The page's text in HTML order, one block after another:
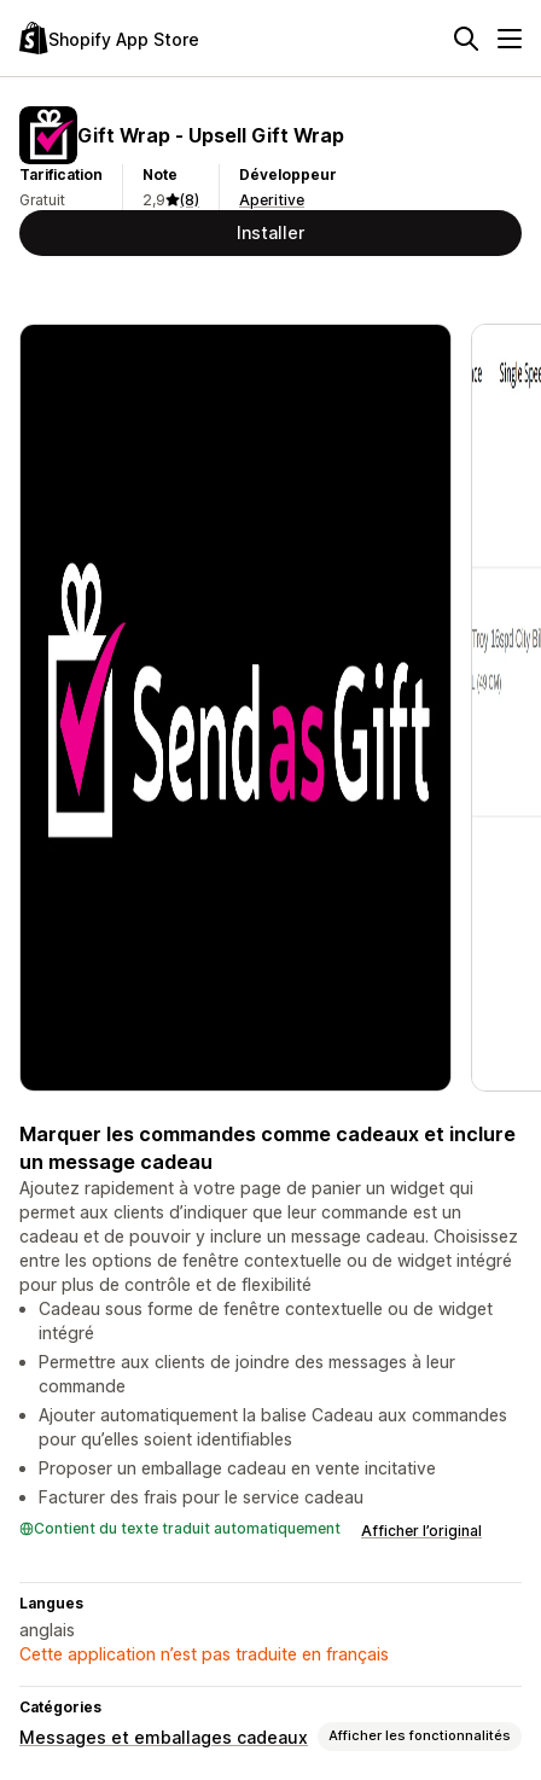
Shopify App Store
Gift Wrap ‑ Upsell Gift Wrap
Tarification
Gratuit
Note
2,9
(8)
Développeur
Aperitive
Installer
Marquer les commandes comme cadeaux et inclure
un message cadeau
Ajoutez rapidement à votre page de panier un widget qui
permet aux clients d’indiquer que leur commande est un
cadeau et de pouvoir y inclure un message cadeau. Choisissez
entre les options de fenêtre contextuelle ou de widget intégré
pour plus de contrôle et de flexibilité
Cadeau sous forme de fenêtre contextuelle ou de widget
intégré
Permettre aux clients de joindre des messages à leur
commande
Ajouter automatiquement la balise Cadeau aux commandes
pour qu’elles soient identifiables
Proposer un emballage cadeau en vente incitative
Facturer des frais pour le service cadeau
Contient du texte traduit automatiquement Afficher l’original
Langues
anglais
Cette application n’est pas traduite en français
Catégories
Messages et emballages cadeaux Afficher les fonctionnalités